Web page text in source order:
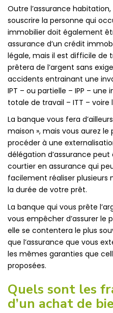
Outre l’assurance
souscrire la personne qui
immobilier doit également
assurance d’un crédit
légale, mais il est difficile de
prêtera de l’argent sans
accidents entrainant une
IPT – ou partielle – IPP –
totale de travail – ITT – voire
La banque vous fera
maison », mais vous aurez
procéder à une
délégation d’assurance peut
courtier en assurance qui
facilement réaliser plusieurs
la durée de votre prêt.
La banque qui vous prête
vous empêcher d’assurer le
elle se contentera le plus
que l’assurance que vous
les mêmes garanties que
proposées.
Quels sont les
d’un achat de